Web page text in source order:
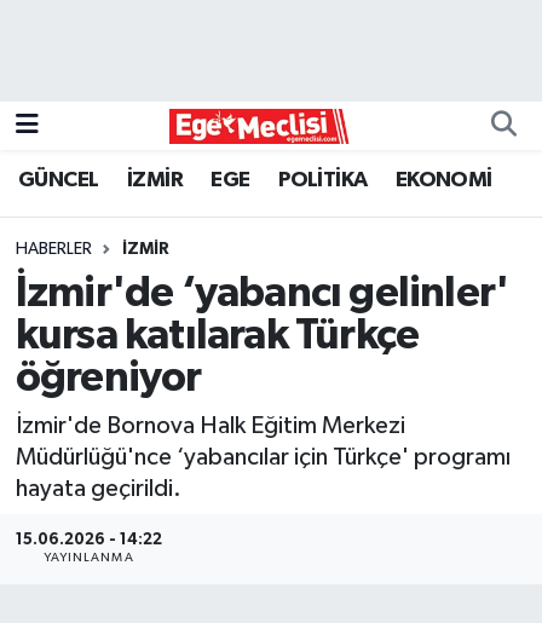
GÜNCEL İZMİR EGE POLİTİKA EKONOMİ
HABERLER İZMİR
İzmir'de ‘yabancı gelinler'
kursa katılarak Türkçe
öğreniyor
İzmir'de Bornova Halk Eğitim Merkezi
Müdürlüğü'nce ‘yabancılar için Türkçe' programı
hayata geçirildi.
15.06.2026 - 14:22
YAYINLANMA
GÜNCEL
İZMİR
ÖZEL HABER
POLİTİKA
Programlar